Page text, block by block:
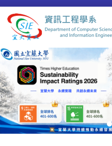
跳
到
主
內
容
區